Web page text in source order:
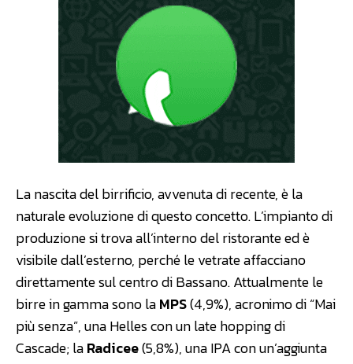
La nascita del birrificio, avvenuta di recente, è la
naturale evoluzione di questo concetto. L’impianto di
produzione si trova all’interno del ristorante ed è
visibile dall’esterno, perché le vetrate affacciano
direttamente sul centro di Bassano. Attualmente le
birre in gamma sono laMPS(4,9%), acronimo di “Mai
più senza”, una Helles con un late hopping di
Cascade; laRadicee(5,8%), una IPA con un’aggiunta